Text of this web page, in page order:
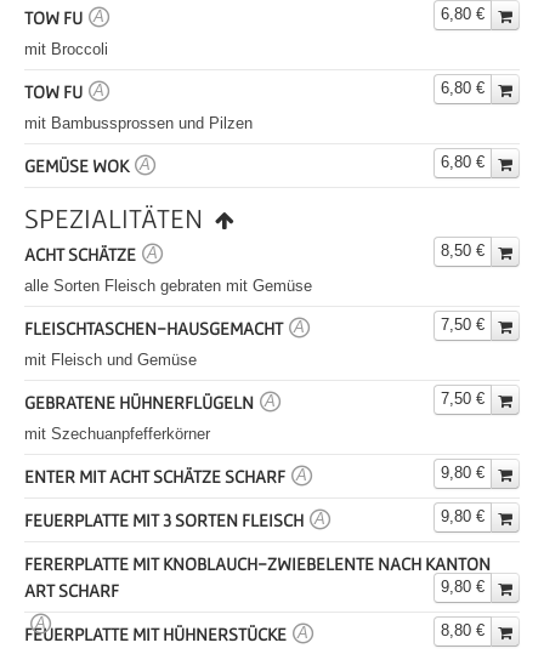
TOW FU A
6,80 €
mit Broccoli
TOW FU A
6,80 €
mit Bambussprossen und Pilzen
GEMÜSE WOK A 6,80 €
SPEZIALITÄTEN
ACHT SCHÄTZE A
8,50 €
alle Sorten Fleisch gebraten mit Gemüse
FLEISCHTASCHEN-HAUSGEMACHT A
7,50 €
mit Fleisch und Gemüse
GEBRATENE HÜHNERFLÜGELN A
7,50 €
mit Szechuanpfefferkörner
ENTER MIT ACHT SCHÄTZE SCHARF A 9,80 €
FEUERPLATTE MIT 3 SORTEN FLEISCH A 9,80 €
FERERPLATTE MIT KNOBLAUCH-ZWIEBELENTE NACH KANTON
ART SCHARF
A
9,80 €
FEUERPLATTE MIT HÜHNERSTÜCKE A
8,80 €